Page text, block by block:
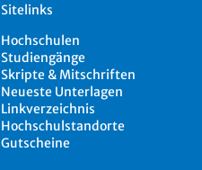
Sitelinks
Hochschulen
Studiengänge
Skripte & Mitschriften
Neueste Unterlagen
Linkverzeichnis
Hochschulstandorte
Gutscheine